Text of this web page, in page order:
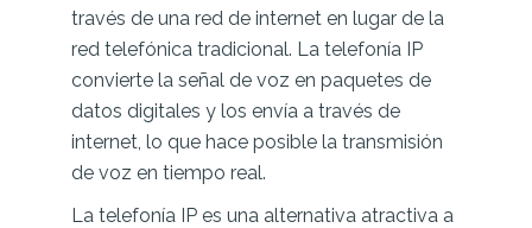
través de una red de internet en lugar de la
red telefónica tradicional. La telefonía IP
convierte la señal de voz en paquetes de
datos digitales y los envía a través de
internet, lo que hace posible la transmisión
de voz en tiempo real.
La telefonía IP es una alternativa atractiva a